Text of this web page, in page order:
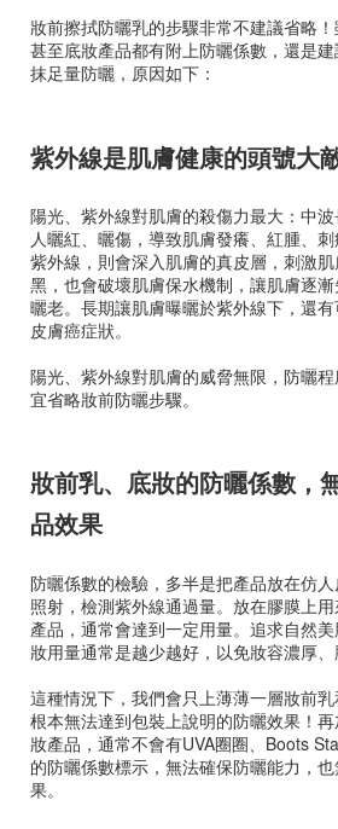
妝前擦拭防曬乳的步驟非常不建議省略
甚至底妝產品都有附上防曬係數，還是
抹足量防曬，原因如下：
紫外線是肌膚健康的頭號大
陽光、紫外線對肌膚的殺傷力最大：中
人曬紅、曬傷，導致肌膚發癢、紅腫、
紫外線，則會深入肌膚的真皮層，刺激
黑，也會破壞肌膚保水機制，讓肌膚逐
曬老。長期讓肌膚曝曬於紫外線下，還
皮膚癌症狀。
陽光、紫外線對肌膚的威脅無限，防曬
宜省略妝前防曬步驟。
妝前乳、底妝的防曬係數，
品效果
防曬係數的檢驗，多半是把產品放在仿
照射，檢測紫外線通過量。放在膠膜上
產品，通常會達到一定用量。追求自然
妝用量通常是越少越好，以免妝容濃厚、
這種情況下，我們會只上薄薄一層妝前
根本無法達到包裝上說明的防曬效果！
妝產品，通常不會有UVA圈圈、Boots
的防曬係數標示，無法確保防曬能力，
果。